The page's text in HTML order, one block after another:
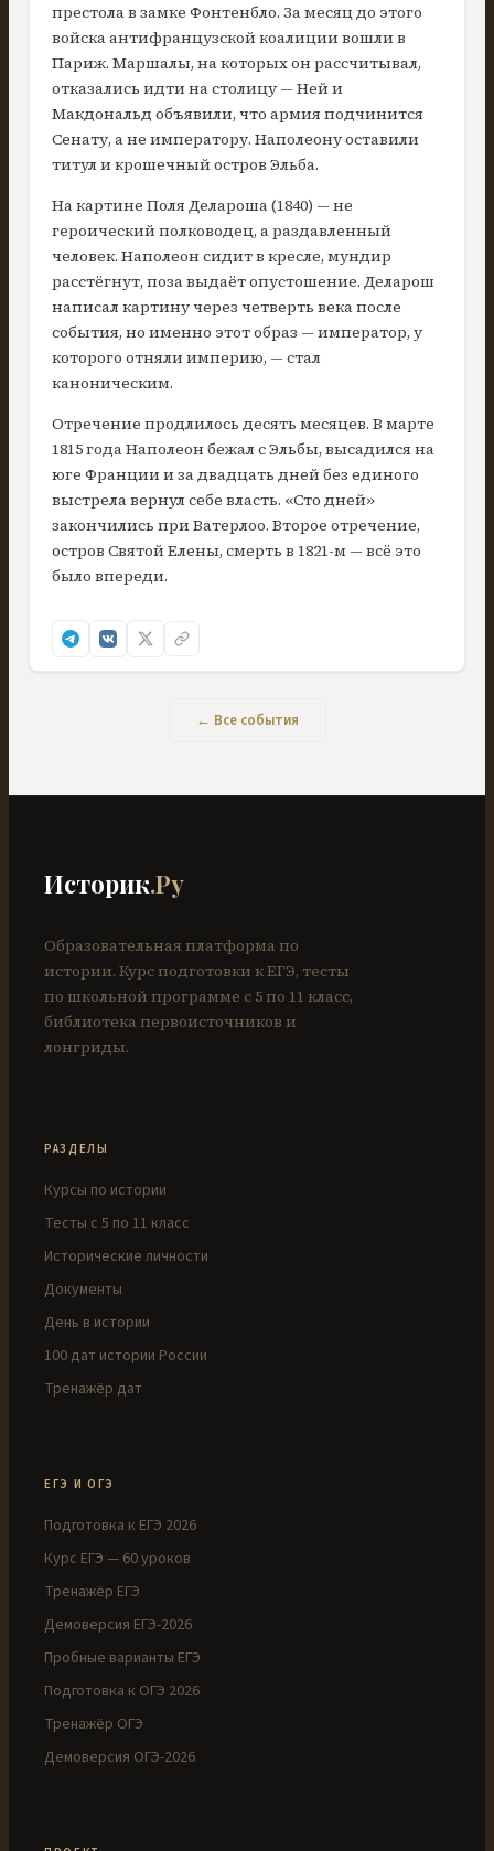
престола в замке Фонтенбло. За месяц до этого
войска антифранцузской коалиции вошли в
Париж. Маршалы, на которых он рассчитывал,
отказались идти на столицу — Ней и
Макдональд объявили, что армия подчинится
Сенату, а не императору. Наполеону оставили
титул и крошечный остров Эльба.
На картине Поля Делароша (1840) — не
героический полководец, а раздавленный
человек. Наполеон сидит в кресле, мундир
расстёгнут, поза выдаёт опустошение. Деларош
написал картину через четверть века после
события, но именно этот образ — император, у
которого отняли империю, — стал
каноническим.
Отречение продлилось десять месяцев. В марте
1815 года Наполеон бежал с Эльбы, высадился на
юге Франции и за двадцать дней без единого
выстрела вернул себе власть. «Сто дней»
закончились при Ватерлоо. Второе отречение,
остров Святой Елены, смерть в 1821-м — всё это
было впереди.
← Все события
Историк.Ру
Образовательная платформа по
истории. Курс подготовки к ЕГЭ, тесты
по школьной программе с 5 по 11 класс,
библиотека первоисточников и
лонгриды.
РАЗДЕЛЫ
Курсы по истории
Тесты с 5 по 11 класс
Исторические личности
Документы
День в истории
100 дат истории России
Тренажёр дат
ЕГЭ И ОГЭ
Подготовка к ЕГЭ 2026
Курс ЕГЭ — 60 уроков
Тренажёр ЕГЭ
Демоверсия ЕГЭ-2026
Пробные варианты ЕГЭ
Подготовка к ОГЭ 2026
Тренажёр ОГЭ
Демоверсия ОГЭ-2026